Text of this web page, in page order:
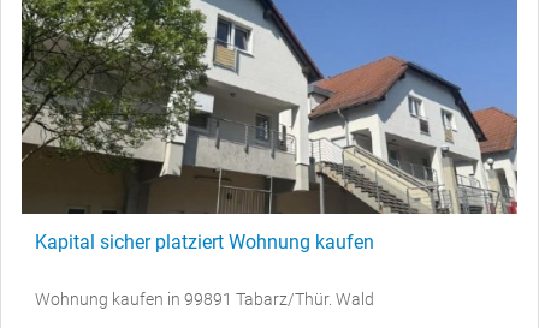
Kapital sicher platziert Wohnung kaufen
Wohnung kaufen in 99891 Tabarz/Thür. Wald